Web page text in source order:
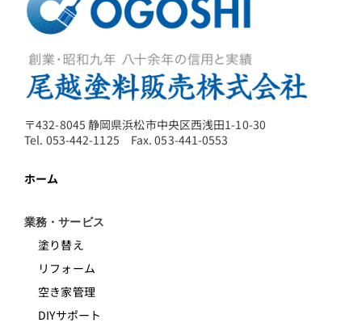
〒432-8045 静岡県浜松市中央区西浅田1-10-30
Tel. 053-442-1125 Fax. 053-441-0553
ホーム
業務・サービス
塗り替え
リフォーム
空き家管理
DIYサポート